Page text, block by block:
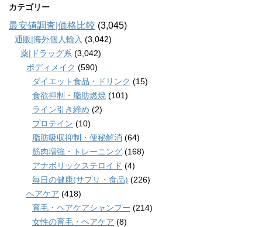
カテゴリー
最安値調査|価格比較 (3,045)
通販|海外個人輸入 (3,042)
薬|ドラッグ系 (3,042)
ボディメイク (590)
ダイエット食品・ドリンク (15)
食欲抑制・脂肪燃焼 (101)
ライン引き締め (2)
プロテイン (10)
脂肪吸収抑制・便秘解消 (64)
筋肉増強・トレーニング (168)
アナボリックステロイド (4)
毎日の健康(サプリ・食品) (226)
ヘアケア (418)
育毛・ヘアケアシャンプー (214)
女性の育毛・ヘアケア (8)